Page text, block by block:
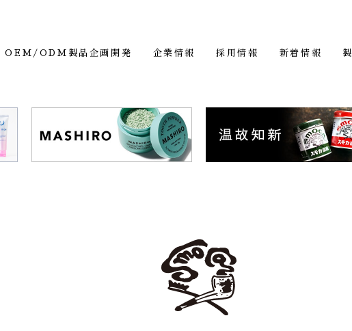
OEM/ODM製品企画開発 企業情報 採用情報 新着情報